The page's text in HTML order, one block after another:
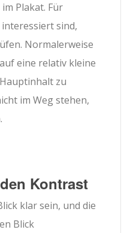
Plakat. Für
sind,
Normalerweise
eine relativ kleine
zu
im Weg stehen,
Kontrast
klar sein, und die
Blick